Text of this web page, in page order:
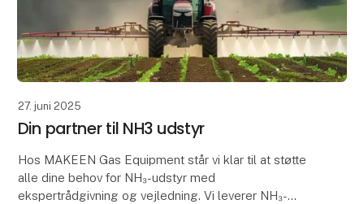
27. juni 2025
Din partner til NH3 udstyr
Hos MAKEEN Gas Equipment står vi klar til at støtte
alle dine behov for NH₃-udstyr med
ekspertrådgivning og vejledning. Vi leverer NH₃-